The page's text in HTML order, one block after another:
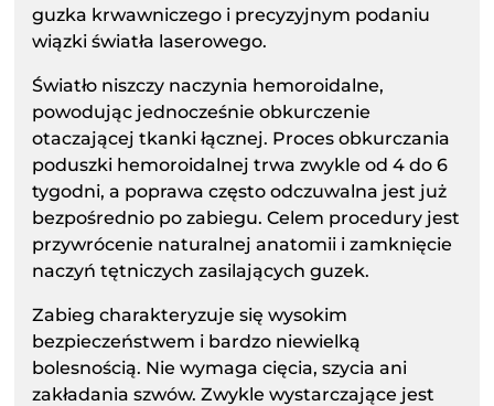
guzka krwawniczego i precyzyjnym podaniu
wiązki światła laserowego.
Światło niszczy naczynia hemoroidalne,
powodując jednocześnie obkurczenie
otaczającej tkanki łącznej. Proces obkurczania
poduszki hemoroidalnej trwa zwykle od 4 do 6
tygodni, a poprawa często odczuwalna jest już
bezpośrednio po zabiegu. Celem procedury jest
przywrócenie naturalnej anatomii i zamknięcie
naczyń tętniczych zasilających guzek.
Zabieg charakteryzuje się wysokim
bezpieczeństwem i bardzo niewielką
bolesnością. Nie wymaga cięcia, szycia ani
zakładania szwów. Zwykle wystarczające jest